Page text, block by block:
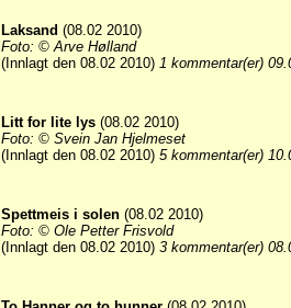
Laksand (08.02 2010)
Foto: © Arve Hølland
(Innlagt den 08.02 2010) 1 kommentar(er)
Litt for lite lys (08.02 2010)
Foto: © Svein Jan Hjelmeset
(Innlagt den 08.02 2010) 5 kommentar(er)
Spettmeis i solen (08.02 2010)
Foto: © Ole Petter Frisvold
(Innlagt den 08.02 2010) 3 kommentar(er)